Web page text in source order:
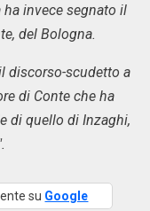
invece segnato il
del Bologna.
discorso-scudetto a
di Conte che ha
di quello di Inzaghi,
su Google